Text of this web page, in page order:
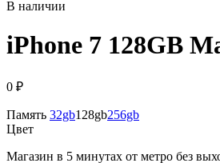
В наличии
iPhone 7 128GB
0 ₽
Память 32gb128gb256gb
Цвет
Магазин в 5 минутах от метро без